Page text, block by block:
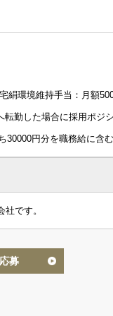
絹環境維持手当：月額
勤した場合に採用ポジ
30000円分を職務給に含
です。
募